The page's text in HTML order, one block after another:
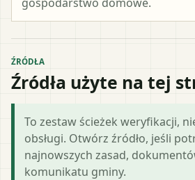
ŹRÓDŁA
Źródła użyte na tej
To zestaw ścieżek weryfikacji,
obsługi. Otwórz źródło, jeśli
najnowszych zasad,
komunikatu gminy.